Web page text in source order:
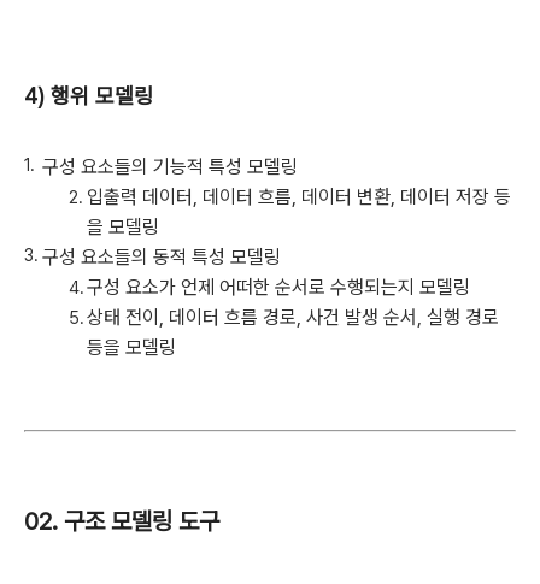
4) 행위 모델링
구성 요소들의 기능적 특성 모델링
입출력 데이터, 데이터 흐름, 데이터 변환, 데이터 저장 등
을 모델링
구성 요소들의 동적 특성 모델링
구성 요소가 언제 어떠한 순서로 수행되는지 모델링
상태 전이, 데이터 흐름 경로, 사건 발생 순서, 실행 경로
등을 모델링
02. 구조 모델링 도구